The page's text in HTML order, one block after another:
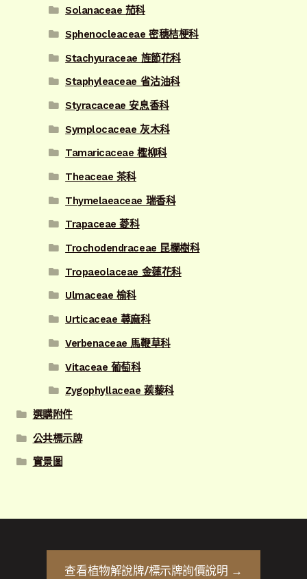
Solanaceae 茄科
Sphenocleaceae 密穗桔梗科
Stachyuraceae 旌節花科
Staphyleaceae 省沽油科
Styracaceae 安息香科
Symplocaceae 灰木科
Tamaricaceae 檉柳科
Theaceae 茶科
Thymelaeaceae 瑞香科
Trapaceae 菱科
Trochodendraceae 昆欄樹科
Tropaeolaceae 金蓮花科
Ulmaceae 榆科
Urticaceae 蕁麻科
Verbenaceae 馬鞭草科
Vitaceae 葡萄科
Zygophyllaceae 蒺藜科
選購附件
公共標示牌
實景圖
查看植物解說牌/標示牌詢價說明 →